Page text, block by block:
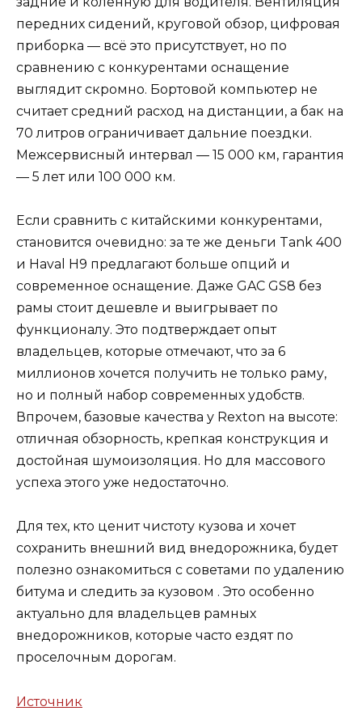
передних сидений, круговой обзор, цифровая
приборка — всё это присутствует, но по
сравнению с конкурентами оснащение
выглядит скромно. Бортовой компьютер не
считает средний расход на дистанции, а бак на
70 литров ограничивает дальние поездки.
Межсервисный интервал — 15 000 км, гарантия
— 5 лет или 100 000 км.
Если сравнить с китайскими конкурентами,
становится очевидно: за те же деньги Tank 400
и Haval H9 предлагают больше опций и
современное оснащение. Даже GAC GS8 без
рамы стоит дешевле и выигрывает по
функционалу. Это подтверждает опыт
владельцев, которые отмечают, что за 6
миллионов хочется получить не только раму,
но и полный набор современных удобств.
Впрочем, базовые качества у Rexton на высоте:
отличная обзорность, крепкая конструкция и
достойная шумоизоляция. Но для массового
успеха этого уже недостаточно.
Для тех, кто ценит чистоту кузова и хочет
сохранить внешний вид внедорожника, будет
полезно ознакомиться с советами по удалению
битума и следить за кузовом . Это особенно
актуально для владельцев рамных
внедорожников, которые часто ездят по
проселочным дорогам.
Источник